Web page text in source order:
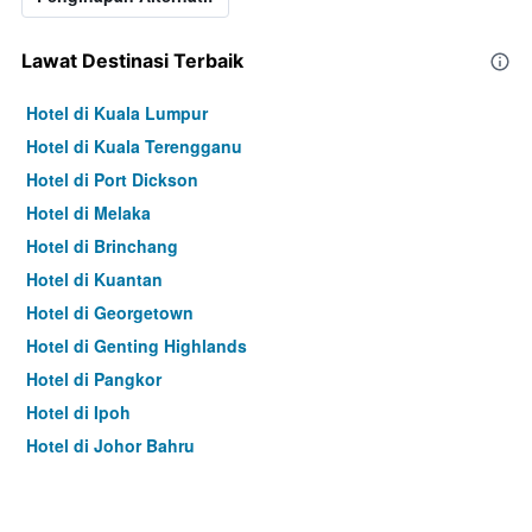
Lawat Destinasi Terbaik
Hotel di Kuala Lumpur
Hotel di Kuala Terengganu
Hotel di Port Dickson
Hotel di Melaka
Hotel di Brinchang
Hotel di Kuantan
Hotel di Georgetown
Hotel di Genting Highlands
Hotel di Pangkor
Hotel di Ipoh
Hotel di Johor Bahru